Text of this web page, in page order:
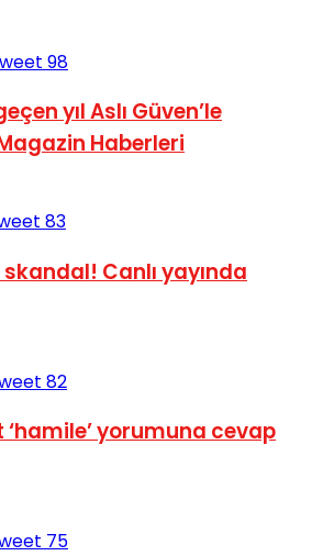
98
yıl Aslı Güven’le
Haberleri
83
skandal! Canlı yayında
82
‘hamile’ yorumuna cevap
75